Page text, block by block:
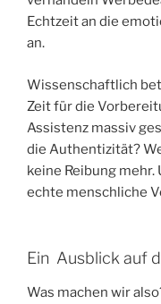
Echtzeit an die
an.
​Wissenschaftlich
Zeit für die
Assistenz massiv
die Authentizität?
keine Reibung mehr.
echte menschliche
​Ein Ausblick auf
​Was machen wir